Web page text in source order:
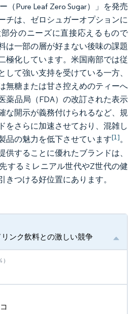
（Pure Leaf Zero Sugar）」を発売
チは、ゼロシュガーオプションに
分のニーズに直接応えるもので
は一部の層が好まない後味の課題
極化しています。米国南部では従
して強い支持を受けている一方、
無糖または甘さ控えめのティーへ
薬品局（FDA）の改訂された表示
な開示が義務付けられるなど、規
をさらに加速させており、混雑し
品の魅力を低下させています[1]。
供することに優れたブランドは、
するミレニアル世代やZ世代の健
きつける好位置にあります。
ンク飲料との激しい競争